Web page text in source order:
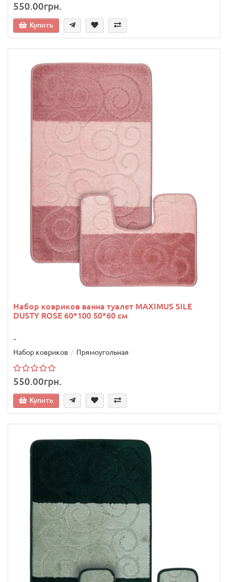
550.00грн.
Купить
Набор ковриков ванна туалет MAXIMUS SILE
DUSTY ROSE 60*100 50*60 см
..
Набор ковриков
Прямоугольная
550.00грн.
Купить